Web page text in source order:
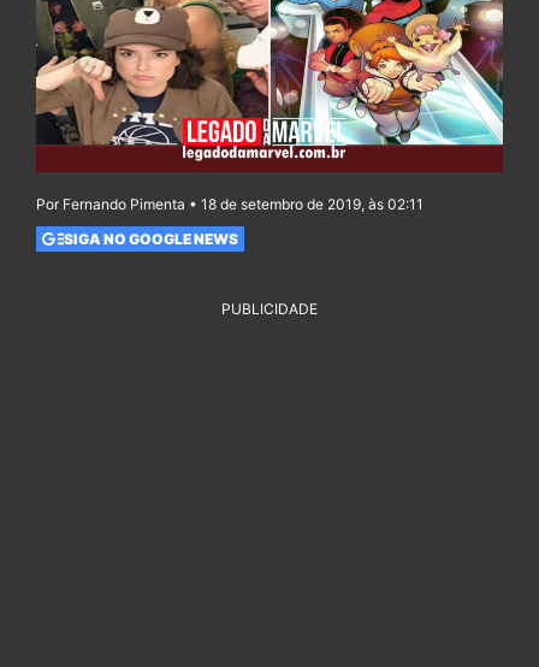
Por Fernando Pimenta • 18 de setembro de 2019, às 02:11
SIGA NO GOOGLE NEWS
PUBLICIDADE